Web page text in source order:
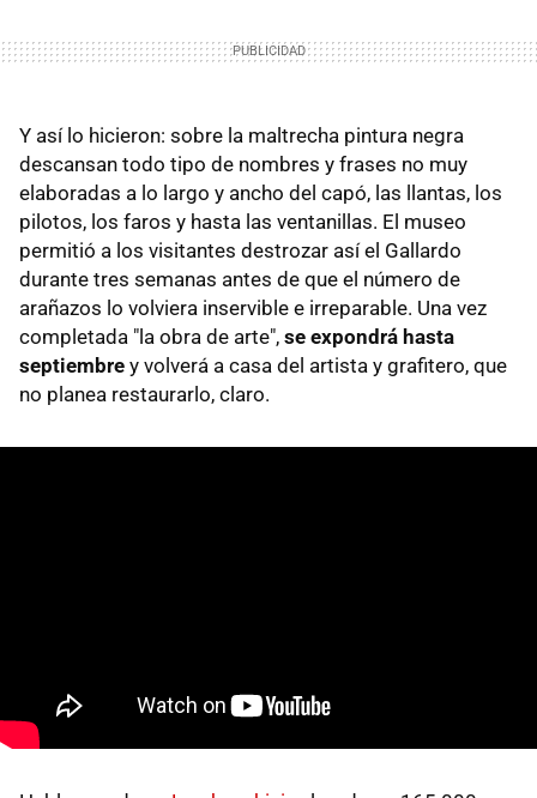
Y así lo hicieron: sobre la maltrecha pintura negra
descansan todo tipo de nombres y frases no muy
elaboradas a lo largo y ancho del capó, las llantas, los
pilotos, los faros y hasta las ventanillas. El museo
permitió a los visitantes destrozar así el Gallardo
durante tres semanas antes de que el número de
arañazos lo volviera inservible e irreparable. Una vez
completada "la obra de arte", se expondrá hasta
septiembre y volverá a casa del artista y grafitero, que
no planea restaurarlo, claro.